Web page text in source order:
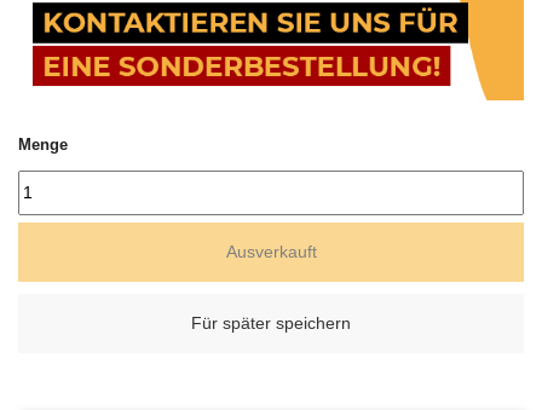
Menge
Ausverkauft
Für später speichern